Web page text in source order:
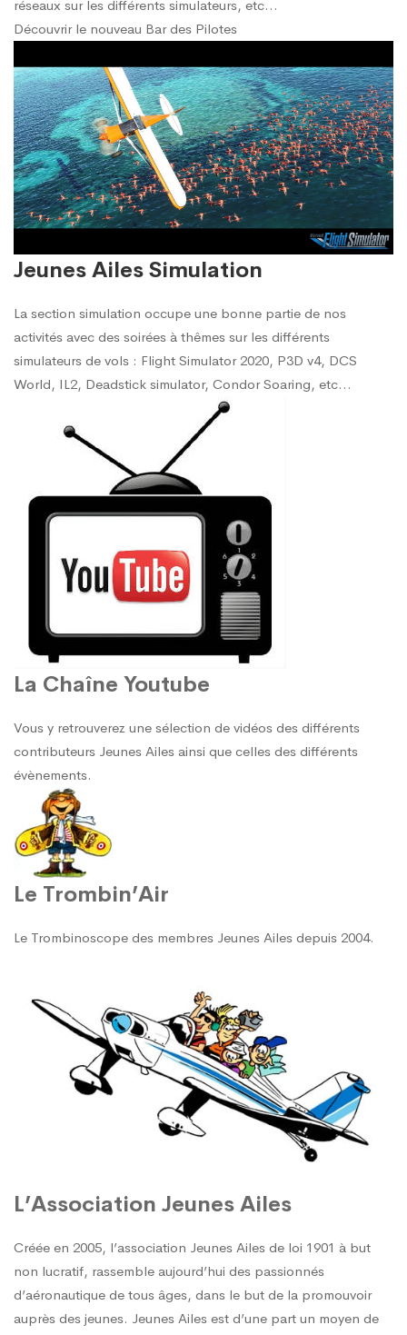
réseaux sur les différents simulateurs, etc…
Découvrir le nouveau Bar des Pilotes
Jeunes Ailes Simulation
La section simulation occupe une bonne partie de nos
activités avec des soirées à thêmes sur les différents
simulateurs de vols : Flight Simulator 2020, P3D v4, DCS
World, IL2, Deadstick simulator, Condor Soaring, etc…
La Chaîne Youtube
Vous y retrouverez une sélection de vidéos des différents
contributeurs Jeunes Ailes ainsi que celles des différents
évènements.
Le Trombin’Air
Le Trombinoscope des membres Jeunes Ailes depuis 2004.
L’Association Jeunes Ailes
Créée en 2005, l’association Jeunes Ailes de loi 1901 à but
non lucratif, rassemble aujourd’hui des passionnés
d’aéronautique de tous âges, dans le but de la promouvoir
auprès des jeunes. Jeunes Ailes est d’une part un moyen de